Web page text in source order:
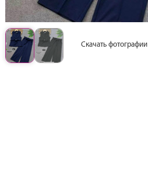
Скачать фотографии